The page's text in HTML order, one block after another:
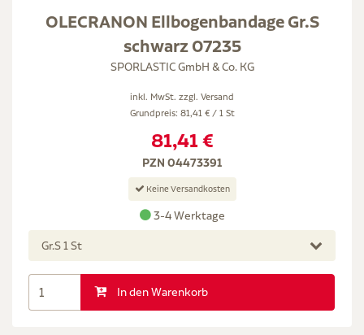
OLECRANON Ellbogenbandage Gr.S
schwarz 07235
SPORLASTIC GmbH & Co. KG
inkl. MwSt. zzgl. Versand
Grundpreis: 81,41 € / 1 St
81,41 €
PZN 04473391
Keine Versandkosten
3-4 Werktage
Gr.S 1 St
In den Warenkorb